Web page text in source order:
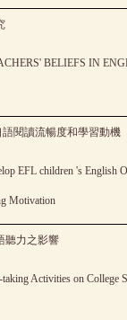
BELIEFS IN
閱讀流暢度和學習動機
EFL children 's English
Motivation
聽力之影響
Activities on College